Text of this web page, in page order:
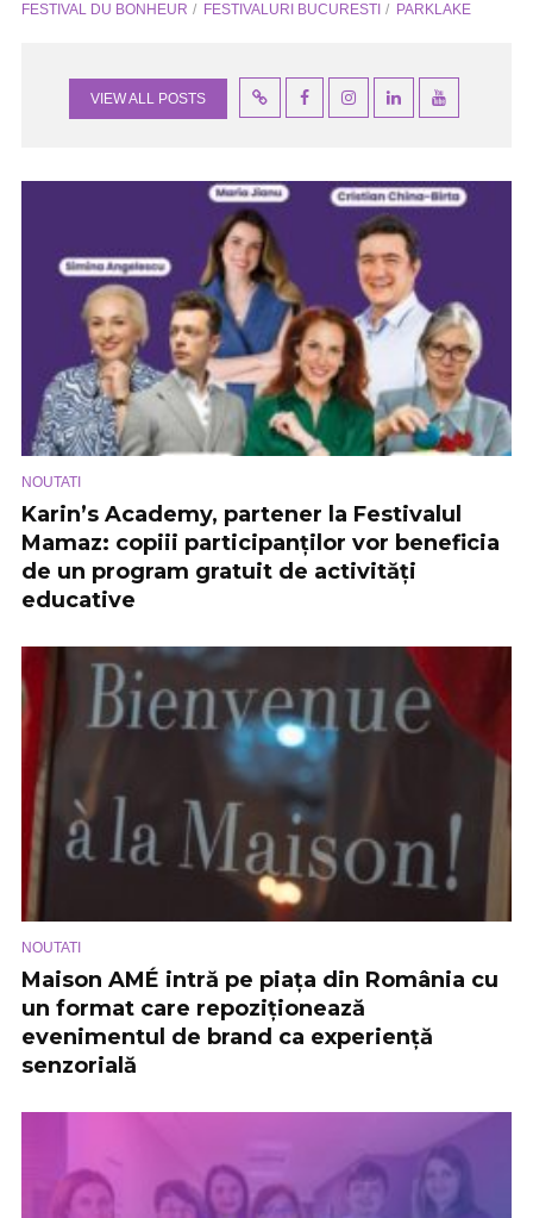
FESTIVAL DU BONHEUR FESTIVALURI BUCURESTI PARKLAKE
VIEW ALL POSTS
NOUTATI
Karin’s Academy, partener la Festivalul
Mamaz: copiii participanților vor beneficia
de un program gratuit de activități
educative
NOUTATI
Maison AMÉ intră pe piața din România cu
un format care repoziționează
evenimentul de brand ca experiență
senzorială